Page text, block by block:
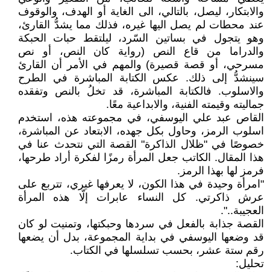
والابتكار، ليصل، بالتالي، الى الغاية أو الهدف، والوقوف
عند محطات لم يصل اليها غيره، فذلك مما يشدُّ القارئ،
وهو يتجول في بساتين السّرد، ليلتقط حبات الحبكة
والدراما من قاع النص (رواية كان النص، أو نص
مسرحي، أو قصة قصيرة) والمهم في الأمر أن القارئ
سينشدُّ إلى ذلك. عكس الكتابة المباشرة في الطرح
والاسلوب. فالكتابة المباشرة، قد تخلُ بالنص وتفقده
جماليته وقيمته الفنية، والابداعية معًا.
القاص عبد علي اليوسفي، في مجموعته هذه، استخدم
اسلوب الرمز، وحاول بكل جهده، الابتعاد عن المباشرة،
خصوصًا في "ظلال الذاكرة" القصة التي نتحدث عنا في
هذا المقال. الكاتب جعل المرأة رمزًا لفكرة أراد طرحها،
فرمز لها بهذا الرمز.
"امرأة وحيدة في هذا الكون، لا يعرفها غيري، تتربع على
عرش ذاكرتي. كل النساء عابرات إلّا هذه المرأة
العجيبة..".
القصة جذابة بالفعل في سردها وحبكتها، وتمنيت لو كان
قد وضعها اليوسفي في بداية المجموعة، بدل أن يضعها
رقم ستة عشر، بحسب تسلسلها في الكتاب.
تحليل: